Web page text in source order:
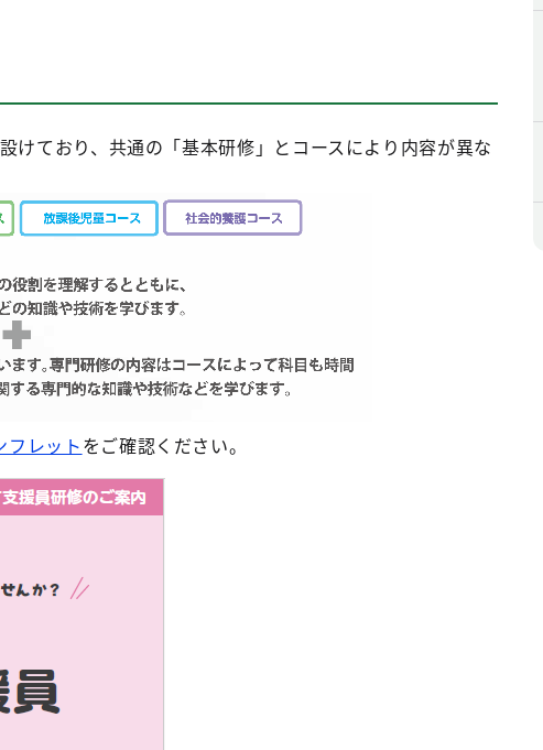
けており、共通の「基本研修」とコースにより内容が異な
フレットをご確認ください。